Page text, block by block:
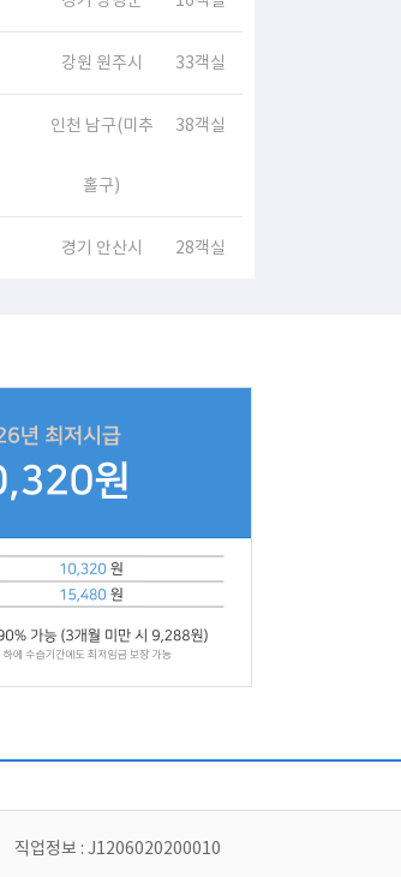
강원 원주시 33객실
인천 남구(미추
홀구)
38객실
경기 안산시 28객실
직업정보 : J1206020200010